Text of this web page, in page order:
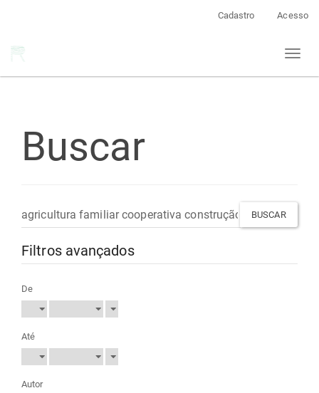
Cadastro Acesso
Toggle
Buscar
Pesquisar
termo
Filtros avançados
De
Até
Autor